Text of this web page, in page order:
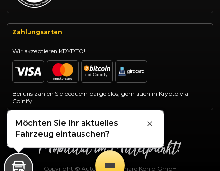
Zahlungsarten
Wir akzeptieren KRYPTO!
Bei uns zahlen Sie bequem bargeldlos, gern auch in Krypto via
Coinify.
Copyright © Autohaus Gotthard König GmbH
Möchten Sie Ihr aktuelles
Fahrzeug eintauschen?
Schließen